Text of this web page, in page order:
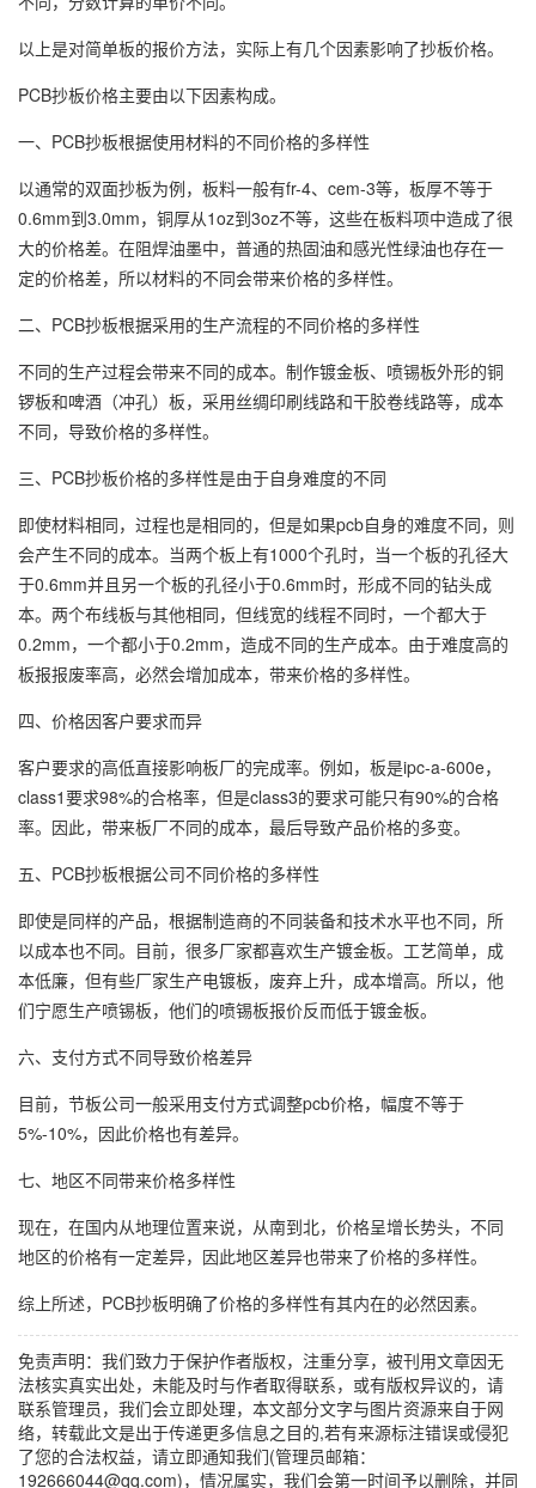
以上是对简单板的报价方法，实际上有几个因素影响了抄板价格。
PCB抄板价格主要由以下因素构成。
一、PCB抄板根据使用材料的不同价格的多样性
以通常的双面抄板为例，板料一般有fr-4、cem-3等，板厚不等于
0.6mm到3.0mm，铜厚从1oz到3oz不等，这些在板料项中造成了很
大的价格差。在阻焊油墨中，普通的热固油和感光性绿油也存在一
定的价格差，所以材料的不同会带来价格的多样性。
二、PCB抄板根据采用的生产流程的不同价格的多样性
不同的生产过程会带来不同的成本。制作镀金板、喷锡板外形的铜
锣板和啤酒（冲孔）板，采用丝绸印刷线路和干胶卷线路等，成本
不同，导致价格的多样性。
三、PCB抄板价格的多样性是由于自身难度的不同
即使材料相同，过程也是相同的，但是如果pcb自身的难度不同，则
会产生不同的成本。当两个板上有1000个孔时，当一个板的孔径大
于0.6mm并且另一个板的孔径小于0.6mm时，形成不同的钻头成
本。两个布线板与其他相同，但线宽的线程不同时，一个都大于
0.2mm，一个都小于0.2mm，造成不同的生产成本。由于难度高的
板报报废率高，必然会增加成本，带来价格的多样性。
四、价格因客户要求而异
客户要求的高低直接影响板厂的完成率。例如，板是ipc-a-600e，
class1要求98%的合格率，但是class3的要求可能只有90%的合格
率。因此，带来板厂不同的成本，最后导致产品价格的多变。
五、PCB抄板根据公司不同价格的多样性
即使是同样的产品，根据制造商的不同装备和技术水平也不同，所
以成本也不同。目前，很多厂家都喜欢生产镀金板。工艺简单，成
本低廉，但有些厂家生产电镀板，废弃上升，成本增高。所以，他
们宁愿生产喷锡板，他们的喷锡板报价反而低于镀金板。
六、支付方式不同导致价格差异
目前，节板公司一般采用支付方式调整pcb价格，幅度不等于
5%-10%，因此价格也有差异。
七、地区不同带来价格多样性
现在，在国内从地理位置来说，从南到北，价格呈增长势头，不同
地区的价格有一定差异，因此地区差异也带来了价格的多样性。
综上所述，PCB抄板明确了价格的多样性有其内在的必然因素。
免责声明：我们致力于保护作者版权，注重分享，被刊用文章因无
法核实真实出处，未能及时与作者取得联系，或有版权异议的，请
联系管理员，我们会立即处理，本文部分文字与图片资源来自于网
络，转载此文是出于传递更多信息之目的,若有来源标注错误或侵犯
了您的合法权益，请立即通知我们(管理员邮箱：
192666044@qq.com)，情况属实，我们会第一时间予以删除，并同